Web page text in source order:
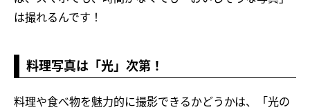
は撮れるんです！
料理写真は「光」次第！
料理や食べ物を魅力的に撮影できるかどうかは、「光の